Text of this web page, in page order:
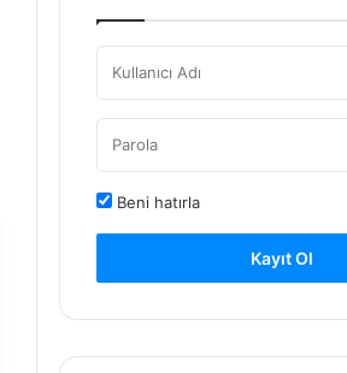
Beni hatırla
Kayıt Ol